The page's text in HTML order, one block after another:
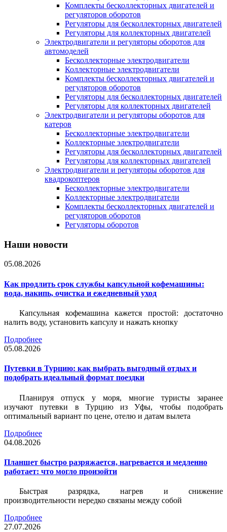
Комплекты бесколлекторных двигателей и
регуляторов оборотов
Регуляторы для бесколлекторных двигателей
Регуляторы для коллекторных двигателей
Электродвигатели и регуляторы оборотов для
автомоделей
Бесколлекторные электродвигатели
Коллекторные электродвигатели
Комплекты бесколлекторных двигателей и
регуляторов оборотов
Регуляторы для бесколлекторных двигателей
Регуляторы для коллекторных двигателей
Электродвигатели и регуляторы оборотов для
катеров
Бесколлекторные электродвигатели
Коллекторные электродвигатели
Регуляторы для бесколлекторных двигателей
Регуляторы для коллекторных двигателей
Электродвигатели и регуляторы оборотов для
квадрокоптеров
Бесколлекторные электродвигатели
Коллекторные электродвигатели
Комплекты бесколлекторных двигателей и
регуляторов оборотов
Регуляторы оборотов
Наши новости
05.08.2026
Как продлить срок службы капсульной кофемашины:
вода, накипь, очистка и ежедневный уход
Капсульная кофемашина кажется простой: достаточно
налить воду, установить капсулу и нажать кнопку
Подробнее
05.08.2026
Путевки в Турцию: как выбрать выгодный отдых и
подобрать идеальный формат поездки
Планируя отпуск у моря, многие туристы заранее
изучают путевки в Турцию из Уфы, чтобы подобрать
оптимальный вариант по цене, отелю и датам вылета
Подробнее
04.08.2026
Планшет быстро разряжается, нагревается и медленно
работает: что могло произойти
Быстрая разрядка, нагрев и снижение
производительности нередко связаны между собой
Подробнее
27.07.2026